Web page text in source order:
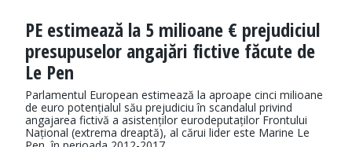
PE estimează la 5 milioane € prejudiciul
presupuselor angajări fictive făcute de
Le Pen
Parlamentul European estimează la aproape cinci milioane
de euro potențialul său prejudiciu în scandalul privind
angajarea fictivă a asistenților eurodeputaților Frontului
Național (extrema dreaptă), al cărui lider este Marine Le